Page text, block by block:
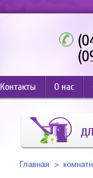
Контакты О нас
Главная